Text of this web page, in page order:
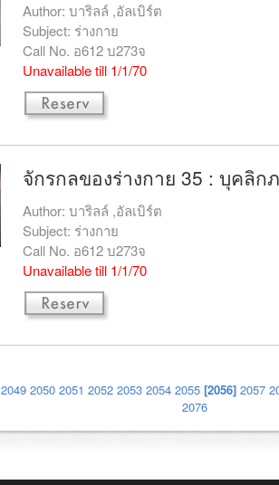
Author: บาริลล์ ,อัลเบิร์ต
Subject: ร่างกาย
Call No. อ612 บ273จ
Unavailable till 1/1/70
จักรกลของร่างกาย 35 : บุคลิก
Author: บาริลล์ ,อัลเบิร์ต
Subject: ร่างกาย
Call No. อ612 บ273จ
Unavailable till 1/1/70
2049 2050 2051 2052 2053 2054 2055 [2056] 2057
2076